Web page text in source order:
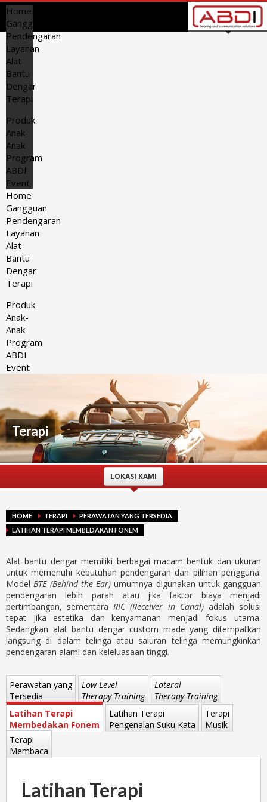
Home
Gangguan
Pendengaran
Layanan
Alat
Bantu
Dengar
Terapi
Produk
Anak-
Anak
Program
ABDI
Event
Home
Gangguan
Pendengaran
Layanan
Alat
Bantu
Dengar
Terapi
Produk
Anak-
Anak
Program
ABDI
Event
Terapi
LOKASI KAMI
HOME TERAPI
PERAWATAN YANG TERSEDIA
LATIHAN TERAPI MEMBEDAKAN FONEM
Alat bantu dengar memiliki berbagai macam bentuk dan ukuran
untuk memenuhi kebutuhan pendengaran dan pilihan pengguna.
ModelBTE (Behind the Ear) umumnya digunakan untuk gangguan
pendengaran lebih parah atau jika faktor biaya menjadi
pertimbangan, sementaraRIC (Receiver in Canal)adalah solusi
tepat jika estetika dan kenyamanan menjadi fokus utama.
Sedangkan alat bantu dengar custom made yang ditempatkan
langsung di dalam telinga atau saluran telinga memungkinkan
pendengaran alami dan keleluasaan tinggi.
Perawatan yang
Tersedia
Low-Level
Therapy Training
Lateral
Therapy Training
Latihan Terapi
Membedakan Fonem
Latihan Terapi
Pengenalan Suku Kata
Terapi
Musik
Terapi
Membaca
Latihan Terapi